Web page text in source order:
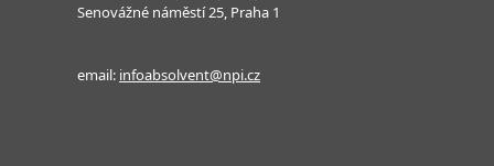
Senovážné náměstí 25, Praha 1
email: infoabsolvent@npi.cz